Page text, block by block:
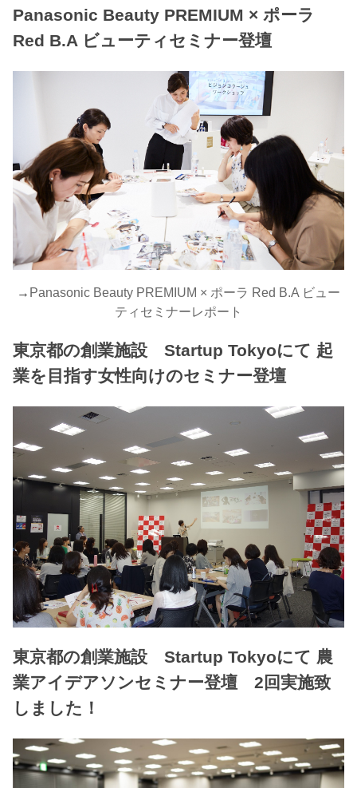
Panasonic Beauty PREMIUM × ポーラ
Red B.A ビューティセミナー登壇
→ Panasonic Beauty PREMIUM × ポーラ Red B.A ビュー
ティセミナーレポート
東京都の創業施設 Startup Tokyoにて 起
業を目指す女性向けのセミナー登壇
東京都の創業施設 Startup Tokyoにて 農
業アイデアソンセミナー登壇 2回実施致
しました！